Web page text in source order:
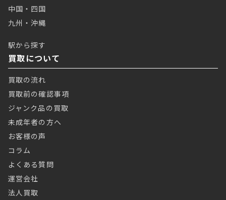
中国・四国
九州・沖縄
駅から探す
買取について
買取の流れ
買取前の確認事項
ジャンク品の買取
未成年者の方へ
お客様の声
コラム
よくある質問
運営会社
法人買取